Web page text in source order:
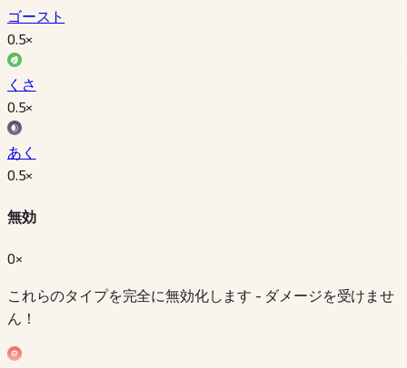
ゴースト
0.5×
くさ
0.5×
あく
0.5×
無効
0×
これらのタイプを完全に無効化します - ダメージを受けませ
ん！